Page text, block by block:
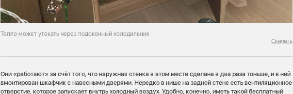
Тепло может утекать через подоконный холодильник
Скачать
Они «работают» за счёт того, что наружная стенка в этом месте сделана в два раза тоньше, и в ней
вмонтирован шкафчик с навесными дверями. Нередко в нише на задней стене есть вентиляционное
отверстие, которое запускает внутрь холодный воздух. Удобно, конечно, иметь такой бесплатный